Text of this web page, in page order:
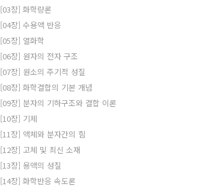
[03장] 화학량론
[04장] 수용액 반응
[05장] 열화학
[06장] 원자의 전자 구조
[07장] 원소의 주기적 성질
[08장] 화학결합의 기본 개념
[09장] 분자의 기하구조와 결합 이론
[10장] 기체
[11장] 액체와 분자간의 힘
[12장] 고체 및 최신 소재
[13장] 용액의 성질
[14장] 화학반응 속도론